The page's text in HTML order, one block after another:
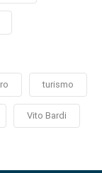
turismo
Vito Bardi